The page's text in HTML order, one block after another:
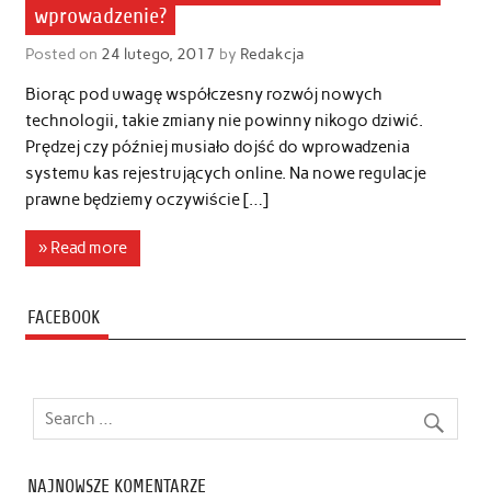
wprowadzenie?
Posted on 24 lutego, 2017 by Redakcja
Biorąc pod uwagę współczesny rozwój nowych
technologii, takie zmiany nie powinny nikogo dziwić.
Prędzej czy później musiało dojść do wprowadzenia
systemu kas rejestrujących online. Na nowe regulacje
prawne będziemy oczywiście […]
» Read more
FACEBOOK
NAJNOWSZE KOMENTARZE